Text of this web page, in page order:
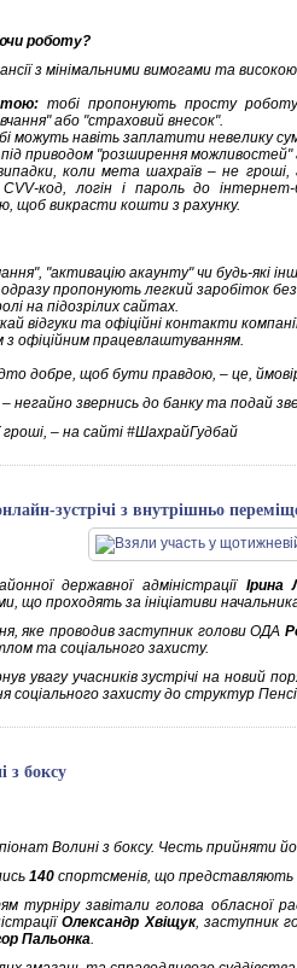
роботу?
з мінімальними вимогами та
тобі пропонують просту
або "страховий внесок".
можуть навіть заплатити невелику
приводом "розширення можливостей"
коли мета шахраїв – не
код, логін і пароль до інтернет-
щоб викрасти кошти з рахунку.
"активацію акаунту" чи будь-які
пропонують легкий заробіток
на підозрілих сайтах.
відгуки та офіційні контакти
з офіційним працевлаштуванням.
добре, щоб бути правдою, – це,
звернись до банку та подай
– на сайті #ШахрайГудбай
зустрічі з внутрішньо
державної адміністрації Ірина
проходять за ініціативи начальника
яке проводив заступник голови ОДА
та соціального захисту.
увагу учасників зустрічі на новий
соціального захисту до структур
з боксу
Волині з боксу. Честь прийняти
140 спортсменів, що представляють
турніру завітали голова обласної
Олександр Хвіщук, заступник
Пальонка.